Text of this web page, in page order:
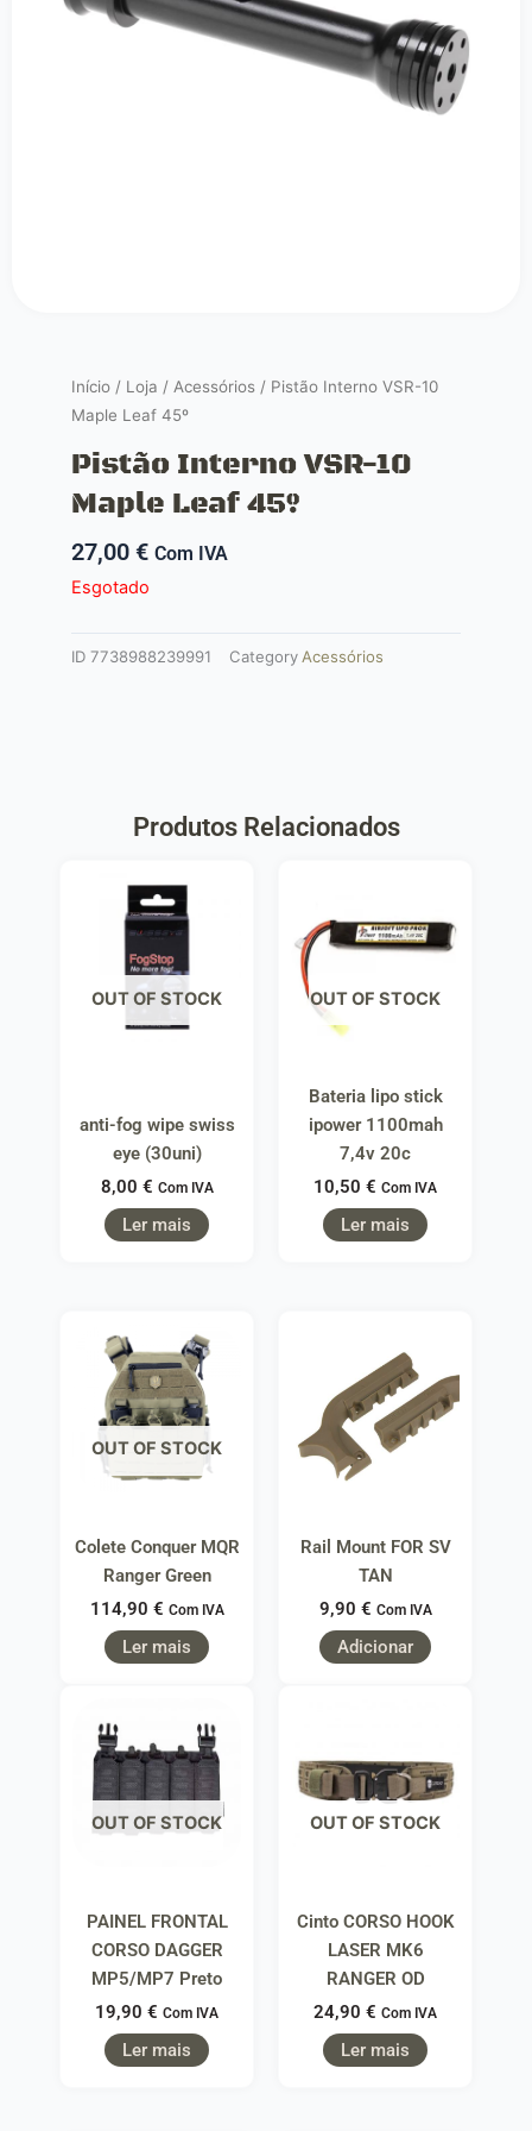
Início / Loja / Acessórios / Pistão Interno VSR-10
Maple Leaf 45º
Pistão Interno VSR-10
Maple Leaf 45º
27,00 € Com IVA
Esgotado
ID 7738988239991 Category Acessórios
Produtos Relacionados
OUT OF STOCK
anti-fog wipe swiss
eye (30uni)
8,00 € Com IVA
Ler mais
OUT OF STOCK
Bateria lipo stick
ipower 1100mah
7,4v 20c
10,50 € Com IVA
Ler mais
OUT OF STOCK
Colete Conquer MQR
Ranger Green
114,90 € Com IVA
Ler mais
Rail Mount FOR SV
TAN
9,90 € Com IVA
Adicionar
OUT OF STOCK
PAINEL FRONTAL
CORSO DAGGER
MP5/MP7 Preto
19,90 € Com IVA
Ler mais
OUT OF STOCK
Cinto CORSO HOOK
LASER MK6
RANGER OD
24,90 € Com IVA
Ler mais